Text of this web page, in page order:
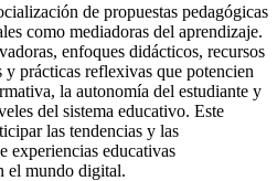
de propuestas pedagógicas
como mediadoras del aprendizaje.
enfoques didácticos, recursos
prácticas reflexivas que potencien
la autonomía del estudiante y
del sistema educativo. Este
las tendencias y las
experiencias educativas
el mundo digital.